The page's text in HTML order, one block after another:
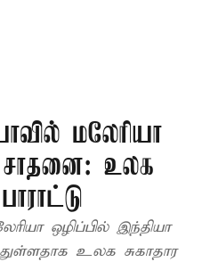
மலேரியா
சாதனை: உலக
ஒழிப்பில் இந்தியா
உலக சுகாதார